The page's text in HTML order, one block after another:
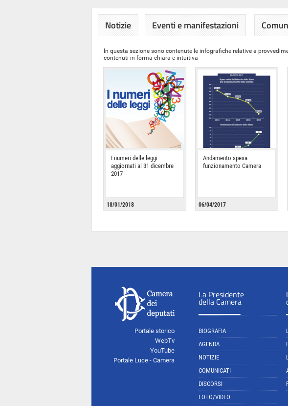
Notizie Eventi e manifestazioni
In questa sezione sono contenute le infografiche relative a
contenuti in forma chiara e intuitiva
I numeri delle leggi
aggiornati al 31 dicembre
2017
18/01/2018
Andamento spesa
funzionamento Camera
06/04/2017
Portale storico
WebTv
YouTube
Portale Luce - Camera
La Presidente
della Camera
BIOGRAFIA
AGENDA
NOTIZIE
COMUNICATI
DISCORSI
FOTO/VIDEO